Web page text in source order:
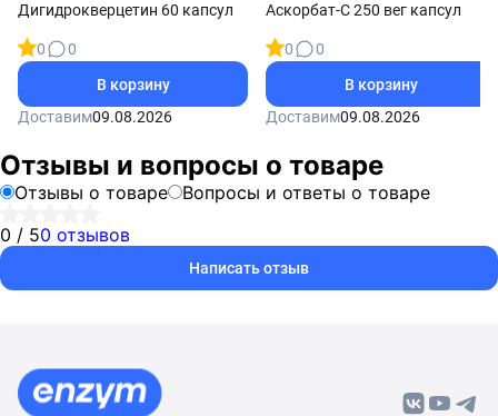
Дигидрокверцетин 60 капсул
0
0
В корзину
Доставим09.08.2026
Аскорбат-С 250 вег капсул
0
0
В корзину
Доставим09.08.2026
Отзывы и вопросы о товаре
Отзывы о товаре
Вопросы и ответы о товаре
0 / 50 отзывов
Написать отзыв